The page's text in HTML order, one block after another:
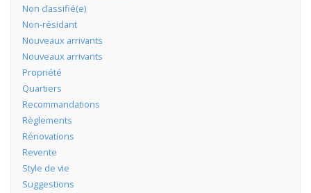
Non classifié(e)
Non-résidant
Nouveaux arrivants
Nouveaux arrivants
Propriété
Quartiers
Recommandations
Règlements
Rénovations
Revente
Style de vie
Suggestions